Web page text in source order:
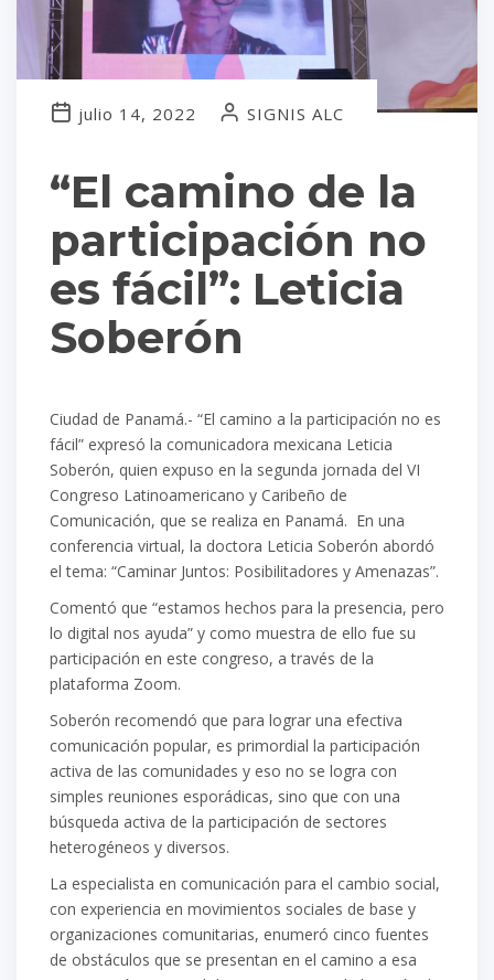
“El camino de la
participación no
es fácil”: Leticia
Soberón
julio 14, 2022 SIGNIS ALC
Ciudad de Panamá.- “El camino a la participación no es
fácil” expresó la comunicadora mexicana Leticia
Soberón, quien expuso en la segunda jornada del VI
Congreso Latinoamericano y Caribeño de
Comunicación, que se realiza en Panamá. En una
conferencia virtual, la doctora Leticia Soberón abordó
el tema: “Caminar Juntos: Posibilitadores y Amenazas”.
Comentó que “estamos hechos para la presencia, pero
lo digital nos ayuda” y como muestra de ello fue su
participación en este congreso, a través de la
plataforma Zoom.
Soberón recomendó que para lograr una efectiva
comunicación popular, es primordial la participación
activa de las comunidades y eso no se logra con
simples reuniones esporádicas, sino que con una
búsqueda activa de la participación de sectores
heterogéneos y diversos.
La especialista en comunicación para el cambio social,
con experiencia en movimientos sociales de base y
organizaciones comunitarias, enumeró cinco fuentes
de obstáculos que se presentan en el camino a esa